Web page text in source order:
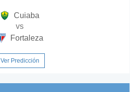
Cuiaba
vs
Fortaleza
Ver Predicción